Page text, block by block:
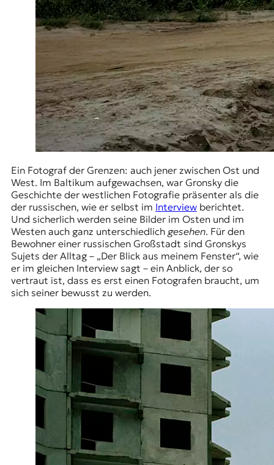
Ein Fotograf der Grenzen: auch jener zwischen Ost und
West. Im Baltikum aufgewachsen, war Gronsky die
Geschichte der westlichen Fotografie präsenter als die
der russischen, wie er selbst im Interviewberichtet.
Und sicherlich werden seine Bilder im Osten und im
Westen auch ganz unterschiedlich gesehen. Für den
Bewohner einer russischen Großstadt sind Gronskys
Sujets der Alltag – „Der Blick aus meinem Fenster“, wie
er im gleichen Interview sagt – ein Anblick, der so
vertraut ist, dass es erst einen Fotografen braucht, um
sich seiner bewusst zu werden.